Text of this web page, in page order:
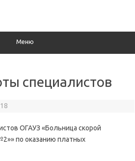
Меню
специалистов
ОГАУЗ «Больница скорой
по оказанию платных